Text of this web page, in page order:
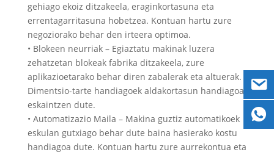
gehiago ekoiz ditzakeela, eraginkortasuna eta
errentagarritasuna hobetzea. Kontuan hartu zure
negoziorako behar den irteera optimoa.
• Blokeen neurriak – Egiaztatu makinak luzera
zehatzetan blokeak fabrika ditzakeela, zure
aplikazioetarako behar diren zabalerak eta altuerak.
Dimentsio-tarte handiagoek aldakortasun handiagoa
eskaintzen dute.
• Automatizazio Maila – Makina guztiz automatikoek
eskulan gutxiago behar dute baina hasierako kostu
handiagoa dute. Kontuan hartu zure aurrekontua eta